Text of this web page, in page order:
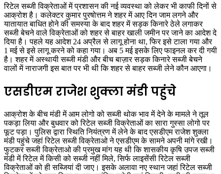
रिटेल सब्जी विक्रेताओं में प्रशासन की नई व्यवस्था को लेकर भी काफी दिनों से
आक्रोश है। कलेक्टर कुमार पुरषोत्तम ने शहर में आए दिन जाम लगने और
यातायात बाधित होने की समस्या के बाद शहर में सड़क किनारे ठेले लगाकर
सब्जी बेचने वाले विक्रेताओं को शहर से बाहर खाली जमीन पर जाने का आदेश दे
दिया है। पहले यह आदेश 24 अप्रैल से लागू होना था, फिर इसे टाला गया और
1 मई से इसे लागू करने को कहा गया। अब 5 मई इसके लिए फाइनल कर दी गयी
है। शहर में अस्थायी सब्जी मंडी और बीच बाज़ार सड़क किनारे सब्जी बेचने
वालों में नाराजगी इस बात पर भी थी कि शहर से बाहर सब्जी लेने कौन आएगा।
एसडीएम राजेश शुक्ला मंडी पहुंचे
आक्रोश के बीच मंडी में आम लोगो को सब्जी थोक भाव में देने के मामले ने तूल
पकड़ा लिया और बुधवार को रिटेल सब्जी विक्रेताओं का सारा गुस्सा लोगो पर
फूट पड़ा। पुलिस द्वारा स्थिति नियंत्रण में लेने के बाद एसडीएम राजेश शुक्ला
मंडी पहुंचे जहां रिटेल सब्जी विक्रेताओ ने एसडीएम के सामने अपनी मांगे रखी।
फुटकर सब्जी विक्रेताओ की प्रमुख मांग यह थी कि शासकीय कृषि उपज सब्जी
मंडी में रिटेल में किसी को सब्जी नहीं मिले, सिर्फ लाइसेंसी रिटेल सब्जी
विक्रेताओं को ही सब्जियां दी जाए। इसके अलावा नए स्थान जहां रिटेल सब्जी